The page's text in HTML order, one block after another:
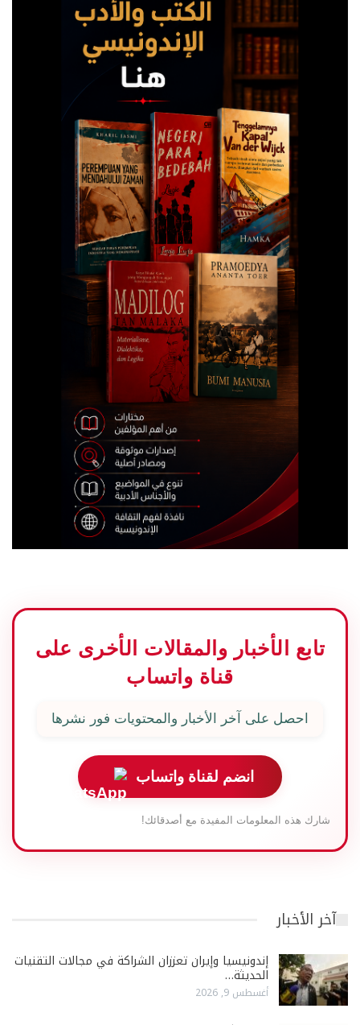
تابع الأخبار والمقالات الأخرى على
قناة واتساب
احصل على آخر الأخبار والمحتويات فور نشرها
انضم لقناة واتساب
شارك هذه المعلومات المفيدة مع أصدقائك!
آخر الأخبار
إندونيسيا وإيران تعززان الشراكة في مجالات التقنيات
الحديثة…
أغسطس 9, 2026